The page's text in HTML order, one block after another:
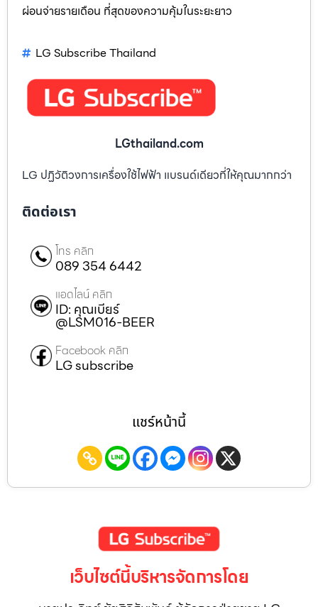
ผ่อนจ่ายรายเดือน ที่สุดของความคุ้มในระยะยาว
LG Subscribe Thailand
LGthailand.com
LG ปฏิวัติวงการเครื่องใช้ไฟฟ้า แบรนด์เดียวที่ให้คุณมากกว่า
ติดต่อเรา
โทร คลิก
089 354 6442
แอดไลน์ คลิก
ID: คุณเบียร์
@LSM016-BEER
Facebook คลิก
LG subscribe
แชร์หน้านี้
เว็บไซต์นี้บริหารจัดการโดย